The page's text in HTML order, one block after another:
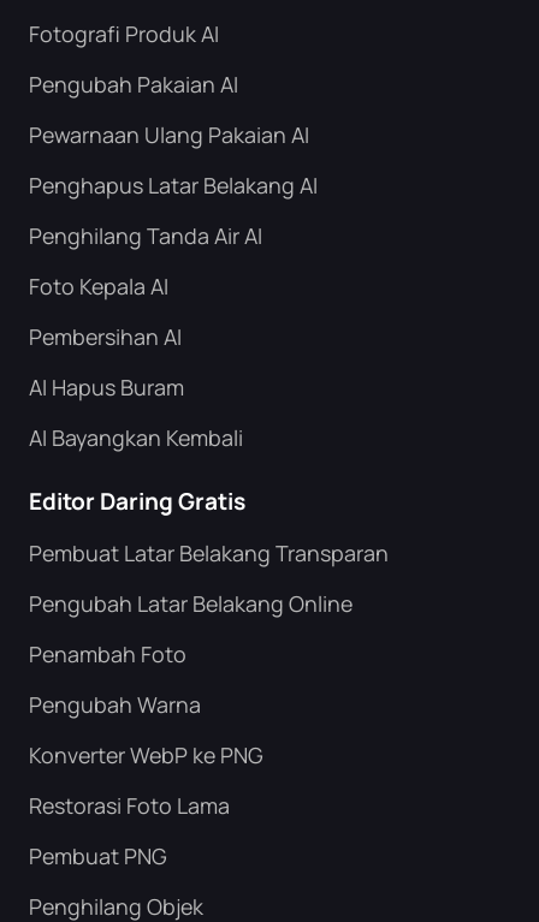
Fotografi Produk AI
Pengubah Pakaian AI
Pewarnaan Ulang Pakaian AI
Penghapus Latar Belakang AI
Penghilang Tanda Air AI
Foto Kepala AI
Pembersihan AI
AI Hapus Buram
AI Bayangkan Kembali
Editor Daring Gratis
Pembuat Latar Belakang Transparan
Pengubah Latar Belakang Online
Penambah Foto
Pengubah Warna
Konverter WebP ke PNG
Restorasi Foto Lama
Pembuat PNG
Penghilang Objek